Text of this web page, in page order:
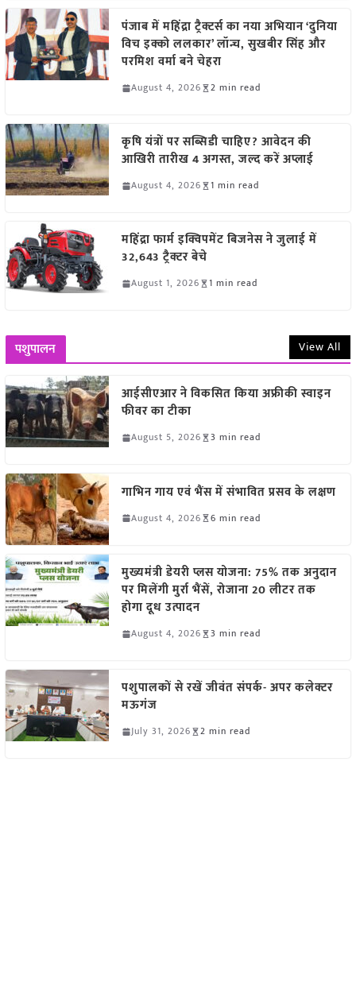
पंजाब में महिंद्रा ट्रैक्टर्स का नया अभियान ‘दुनिया
विच इक्को ललकार’ लॉन्च, सुखबीर सिंह और
परमिश वर्मा बने चेहरा
August 4, 2026 2 min read
कृषि यंत्रों पर सब्सिडी चाहिए? आवेदन की
आखिरी तारीख 4 अगस्त, जल्द करें अप्लाई
August 4, 2026 1 min read
महिंद्रा फार्म इक्विपमेंट बिजनेस ने जुलाई में
32,643 ट्रैक्टर बेचे
August 1, 2026 1 min read
पशुपालन View All
आईसीएआर ने विकसित किया अफ्रीकी स्वाइन
फीवर का टीका
August 5, 2026 3 min read
गाभिन गाय एवं भैंस में संभावित प्रसव के लक्षण
August 4, 2026 6 min read
मुख्यमंत्री डेयरी प्लस योजना: 75% तक अनुदान
पर मिलेंगी मुर्रा भैंसें, रोजाना 20 लीटर तक
होगा दूध उत्पादन
August 4, 2026 3 min read
पशुपालकों से रखें जीवंत संपर्क- अपर कलेक्टर
मऊगंज
July 31, 2026 2 min read